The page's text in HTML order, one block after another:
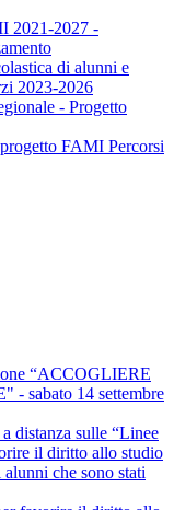
2021-2027 -
di alunni e
2023-2026
- Progetto
FAMI Percorsi
“ACCOGLIERE
- sabato 14 settembre
distanza sulle “Linee
il diritto allo studio
che sono stati